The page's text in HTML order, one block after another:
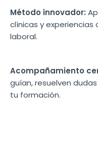
Método innovador:
clínicas y
laboral.
Acompañamiento
guían, resuelven
tu formación.